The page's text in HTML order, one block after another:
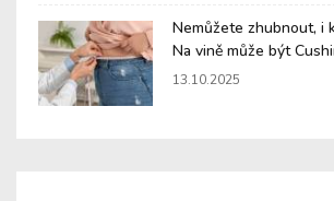
Nemůžete zhubnout, i
Na vině může být
13.10.2025